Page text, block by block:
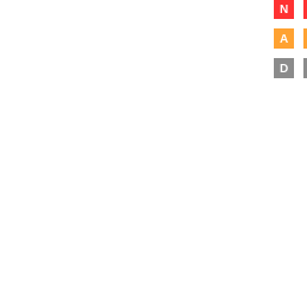
N
A
D